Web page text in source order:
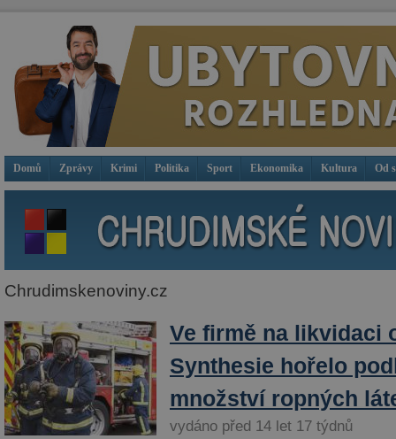
Domů Zprávy Krimi Politika Sport Ekonomika Kultura Od
Chrudimskenoviny.cz
Ve firmě na likvidaci
Synthesie hořelo
množství ropných
vydáno před 14 let 17 týdnů